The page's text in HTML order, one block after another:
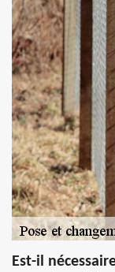
Est-il